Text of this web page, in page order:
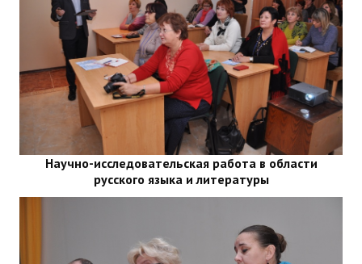
Научно-исследовательская работа в области
русского языка и литературы